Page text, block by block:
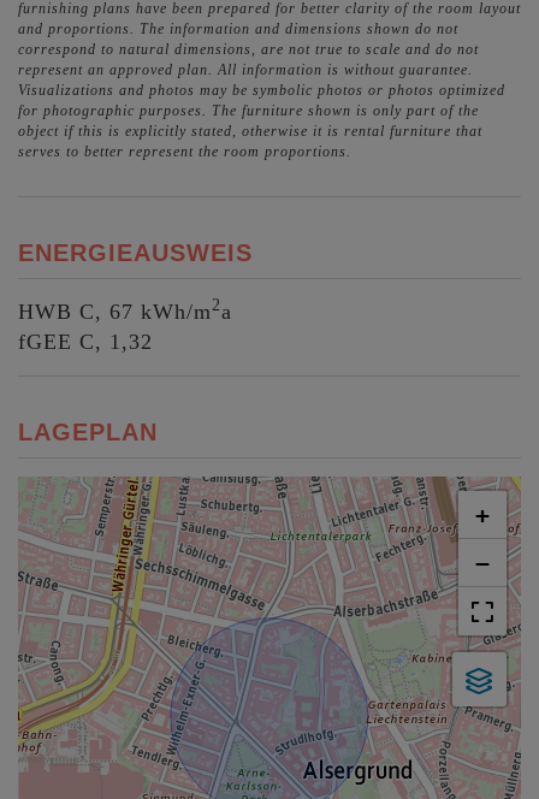
furnishing plans have been prepared for better clarity of the room layout
and proportions. The information and dimensions shown do not
correspond to natural dimensions, are not true to scale and do not
represent an approved plan. All information is without guarantee.
Visualizations and photos may be symbolic photos or photos optimized
for photographic purposes. The furniture shown is only part of the
object if this is explicitly stated, otherwise it is rental furniture that
serves to better represent the room proportions.
ENERGIEAUSWEIS
HWB C, 67 kWh/m2a
fGEE C, 1,32
LAGEPLAN
+
−